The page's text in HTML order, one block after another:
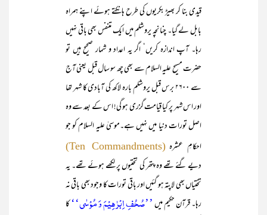
قیدی بنا کر بھیڑ بکریوں کی طرح ہانکتے ہوئے اپنے ہمراہ
بابل لے گیا۔ چنانچہ یروشلم میں ایک متنفس بھی باقی نہیں
رہا۔ آپ اندازہ کریں‘ اگر یہ اعداد و شمار صحیح ہیں تو
حضرت مسیح علیہ السلام سے بھی چھ سو سال قبل یعنی آج
سے ۲۶۰۰ برس قبل یروشلم بارہ لاکھ کی آبادی کا شہر تھا
اور اس شہر پر کیا قیامت گزری ہو گی! اس کے بعد سے وہ
اصل تورات دنیا میں نہیں ہے۔موسیٰ علیہ السلام کو جو
احکامِ عشرہ(Ten Commandments)
دیے گئے تھے وہ پتھر کی تختیوں پر لکھے ہوئے تھے۔ یہ
تختیاں بھی لاپتہ ہو گئیں اور باقی تورات کا وجود بھی باقی نہ
رہا۔ قرآن حکیم میں’’صُحُفِ اِبۡرٰہِیۡمَ وَ مُوۡسٰی‘‘کا